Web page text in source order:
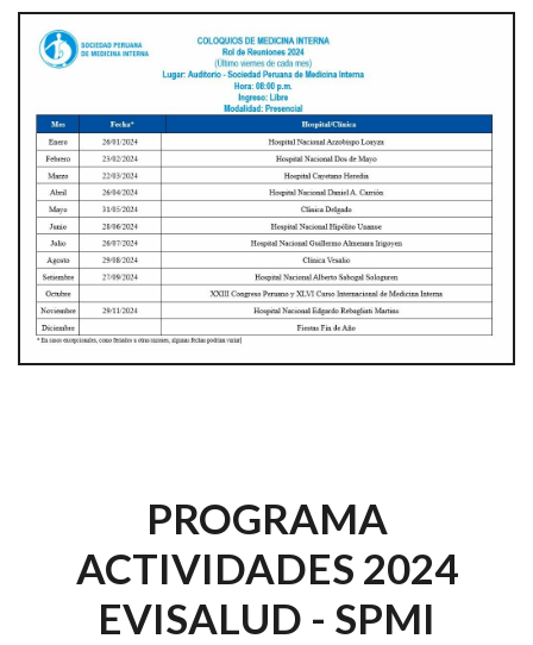
PROGRAMA
ACTIVIDADES 2024
EVISALUD - SPMI